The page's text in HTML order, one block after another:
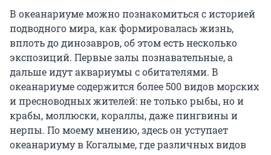
В океанариуме можно познакомиться с историей
подводного мира, как формировалась жизнь,
вплоть до динозавров, об этом есть несколько
экспозиций. Первые залы познавательные, а
дальше идут аквариумы с обитателями. В
океанариуме содержится более 500 видов морских
и пресноводных жителей: не только рыбы, но и
крабы, моллюски, кораллы, даже пингвины и
нерпы. По моему мнению, здесь он уступает
океанариуму в Когалыме, где различных видов